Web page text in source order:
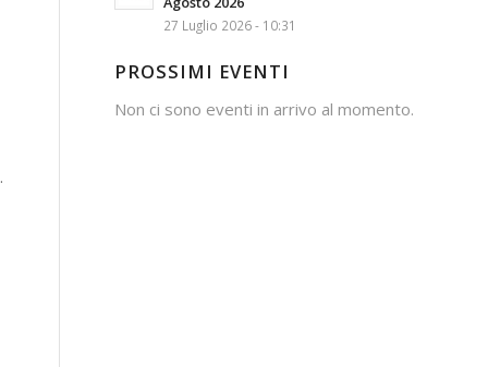
27 Luglio 2026 - 10:31
PROSSIMI EVENTI
Non ci sono eventi in arrivo al momento.